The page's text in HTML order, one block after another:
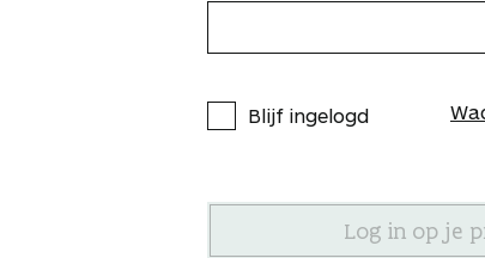
Blijf ingelogd